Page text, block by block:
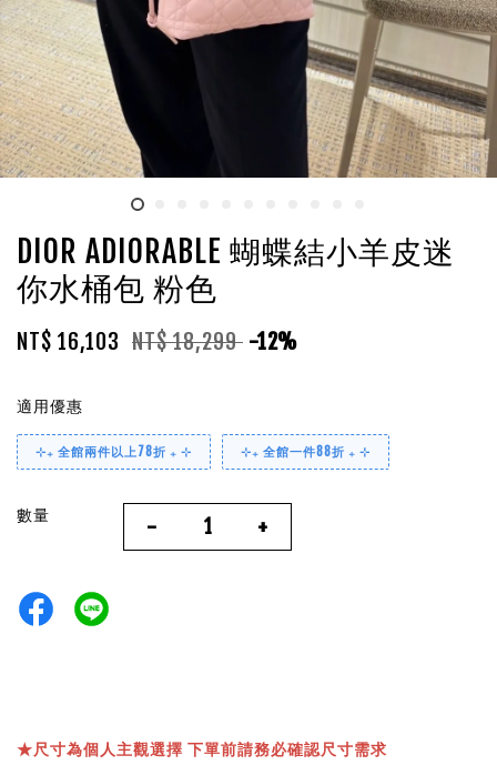
DIOR ADIORABLE 蝴蝶結小羊皮迷
你水桶包 粉色
NT$ 16,103 NT$ 18,299 -12%
適用優惠
⊹₊ 全館兩件以上78折 ₊ ⊹ ⊹₊ 全館一件88折 ₊ ⊹
數量 - +
★尺寸為個人主觀選擇 下單前請務必確認尺寸需求